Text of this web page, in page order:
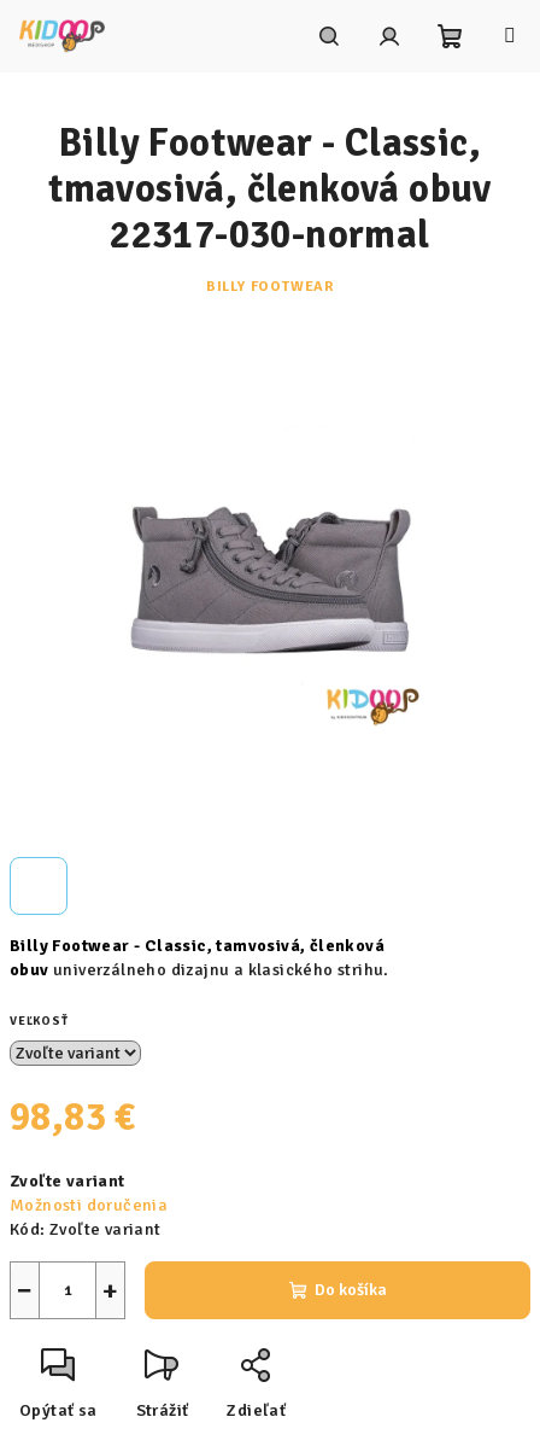
košík
Billy Footwear - Classic, tamvosivá, členková
obuv univerzálneho dizajnu a klasického strihu.
VEĽKOSŤ
98,83 €
cena:
Zvoľte variant
Možnosti doručenia
Kód: Zvoľte variant
+
− Do košíka
Opýtať sa Strážiť Zdieľať
Billy Footwear - Classic,
tmavosivá, členková obuv
22317-030-normal
BILLY FOOTWEAR